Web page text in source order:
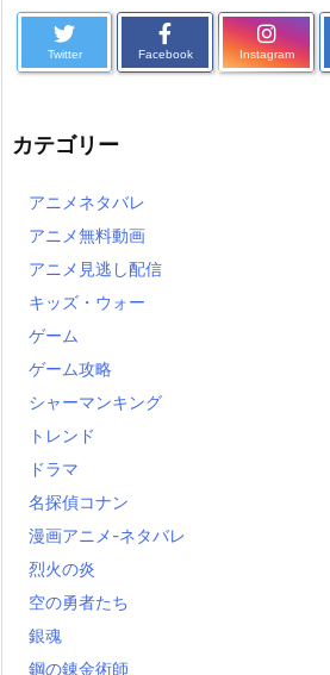
Twitter Facebook Instagram
カテゴリー
アニメネタバレ
アニメ無料動画
アニメ見逃し配信
キッズ・ウォー
ゲーム
ゲーム攻略
シャーマンキング
トレンド
ドラマ
名探偵コナン
漫画アニメ-ネタバレ
烈火の炎
空の勇者たち
銀魂
鋼の錬金術師